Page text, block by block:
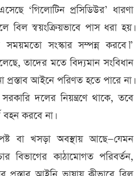
‘গিলোটিন প্রসিডিউর’ ধারণা
বিল স্বয়ংক্রিয়ভাবে পাস ধরা হয়।
সংস্কার সম্পন্ন করবে।”
,তাদের মতে বিদ্যমান সংবিধান
আইনে পরিণত হতে পারে না।
দলের নিয়ন্ত্রণে থাকে,তবে
করবে না।
বা খসড়া অবস্থায় আছে—যেমন
বিভাগের কাঠামোগত পরিবর্তন,